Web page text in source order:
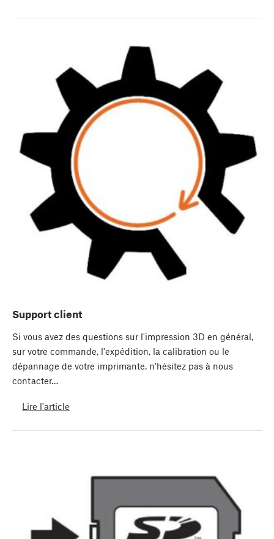
Support client
Si vous avez des questions sur l'impression 3D en général,
sur votre commande, l'expédition, la calibration ou le
dépannage de votre imprimante, n'hésitez pas à nous
contacter…
Lire l'article